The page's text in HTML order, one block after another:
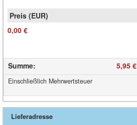
0,00 €
Summe: 5,95 €
Einschließlich Mehrwertsteuer
Lieferadresse